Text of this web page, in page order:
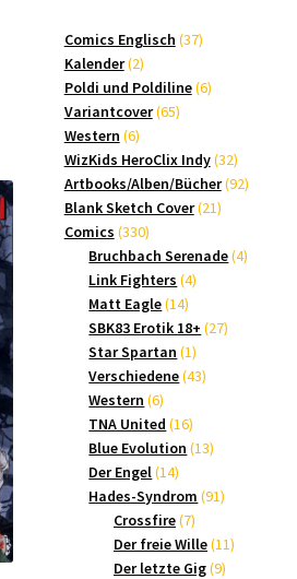
Comics Englisch 3737
Kalender 22
Produkte
Poldi und Poldiline 66
Variantcover 6565
Western 66
Produkte
WizKids HeroClix Indy 3232
Produkte
Artbooks/Alben/Bücher 9292
Blank Sketch Cover 2121
Comics 330330
Produkte
Bruchbach Serenade 44
Link Fighters 44
Matt Eagle 1414
Produkte
SBK83 Erotik 18+ 2727
Star Spartan 11
Produkt
Verschiedene 4343
Western 66
Produkte
TNA United 1616
Produkte
Blue Evolution 1313
Der Engel 1414
Produkte
Hades-Syndrom 9191
Crossfire 77
Produkte
Der freie Wille 1111
Der letzte Gig 99